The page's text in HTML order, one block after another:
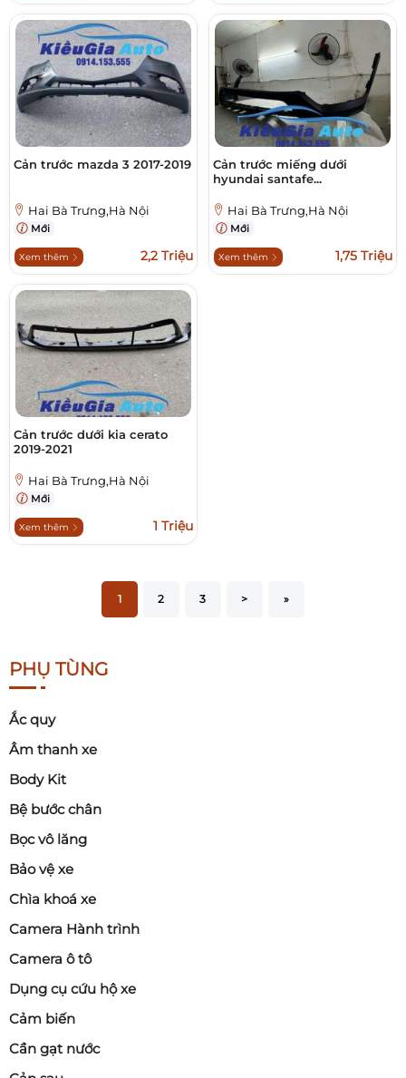
Cản trước mazda 3 2017-2019
Hai Bà Trưng,Hà Nội
Mới
Xem thêm 2,2 Triệu
Cản trước miếng dưới
hyundai santafe...
Hai Bà Trưng,Hà Nội
Mới
Xem thêm 1,75 Triệu
Cản trước dưới kia cerato
2019-2021
Hai Bà Trưng,Hà Nội
Mới
Xem thêm 1 Triệu
1 2 3 > »
PHỤ TÙNG
Ắc quy
Âm thanh xe
Body Kit
Bệ bước chân
Bọc vô lăng
Bảo vệ xe
Chìa khoá xe
Camera Hành trình
Camera ô tô
Dụng cụ cứu hộ xe
Cảm biến
Cần gạt nước